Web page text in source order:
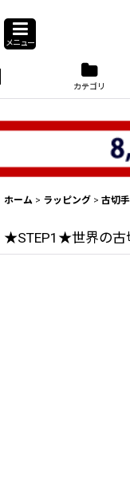
メニュー
カテゴリ
ホーム > ラッピング > 古切手
★STEP1★世界の